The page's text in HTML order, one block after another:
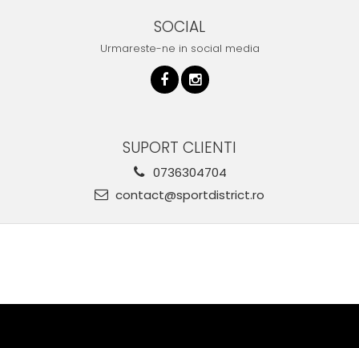
SOCIAL
Urmareste-ne in social media
SUPORT CLIENTI
0736304704
contact@sportdistrict.ro